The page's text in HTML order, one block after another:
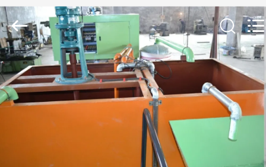
STARTSEITE
PRODUKTE
Wanyou
Packing
Machinery
Factory.
All
Rights
Reserved.